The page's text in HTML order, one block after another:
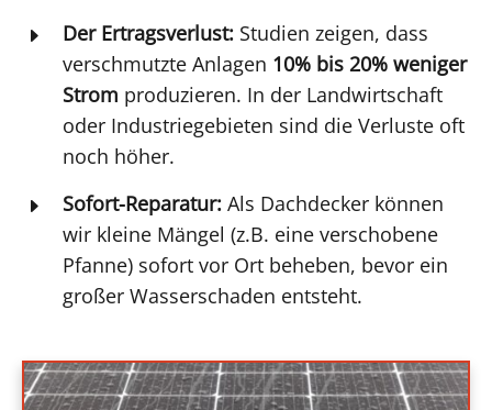
E Der Ertragsverlust: Studien zeigen, dass
verschmutzte Anlagen 10% bis 20% weniger
Strom produzieren. In der Landwirtschaft
oder Industriegebieten sind die Verluste oft
noch höher.
E Sofort-Reparatur: Als Dachdecker können
wir kleine Mängel (z.B. eine verschobene
Pfanne) sofort vor Ort beheben, bevor ein
großer Wasserschaden entsteht.